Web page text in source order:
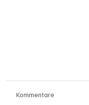
Kommentare